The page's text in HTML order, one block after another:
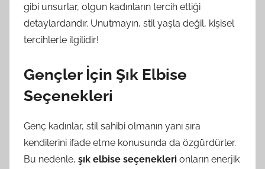
gibi unsurlar, olgun kadınların tercih ettiği
detaylardandır. Unutmayın, stil yaşla değil, kişisel
tercihlerle ilgilidir!
Gençler İçin Şık Elbise
Seçenekleri
Genç kadınlar, stil sahibi olmanın yanı sıra
kendilerini ifade etme konusunda da özgürdürler.
Bu nedenle, şık elbise seçenekleri onların enerjik